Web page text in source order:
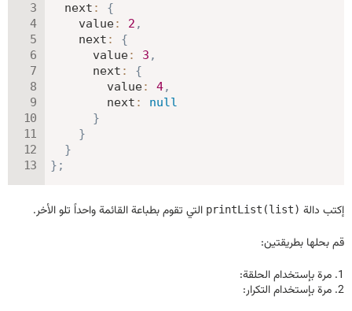
next :
{
value: 2 ,
next :
{
value: 3 ,
next :
{
value: 4,
next :
null
}
}
}
} ;
إكتب دالة printList(list) التي تقوم بطباعة القائمة واحداً تلو الأخر.
قم بحلها بطريقتين:
مرة بإستخدام الحلقة:
مرة بإستخدام التكرار: